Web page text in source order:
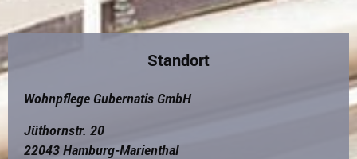
Standort
Wohnpflege Gubernatis GmbH
Jüthornstr. 20
22043 Hamburg-Marienthal